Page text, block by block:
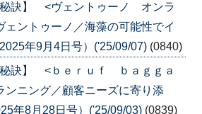
秘訣】 <ヴェントゥーノ オンラ
ントゥーノ／海藻の可能性でイ
年9月4日号）('25/09/07) (0840)
秘訣】 <ｂｅｒｕｆ ｂａｇｇａ
ニング／顧客ニーズに寄り添
年8月28日号）('25/09/03) (0839)